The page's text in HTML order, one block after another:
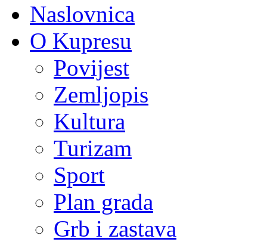
Naslovnica
O Kupresu
Povijest
Zemljopis
Kultura
Turizam
Sport
Plan grada
Grb i zastava